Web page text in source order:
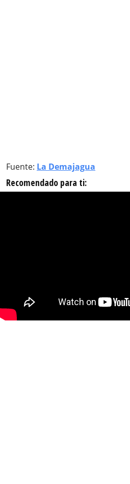
Fuente: La Demajagua
Recomendado para ti: